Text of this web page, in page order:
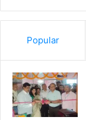
Popular